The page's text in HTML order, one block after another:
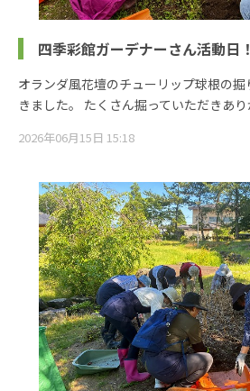
四季彩館ガーデナーさん活動日！
オランダ風花壇のチューリップ球根の
きました。 たくさん掘っていただきあり
2026年06月15日 15:18